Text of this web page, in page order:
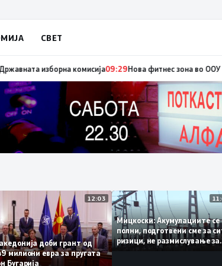
СВЕТ
за градоначалник на Брвеница, ќе се одржат на 18
12:03
Македонија доби грант од
149 милиони евра за пругата
кон Бугарија
Мицкоски:
полни, подготвени сме
ризици, не
поскапување на струјата